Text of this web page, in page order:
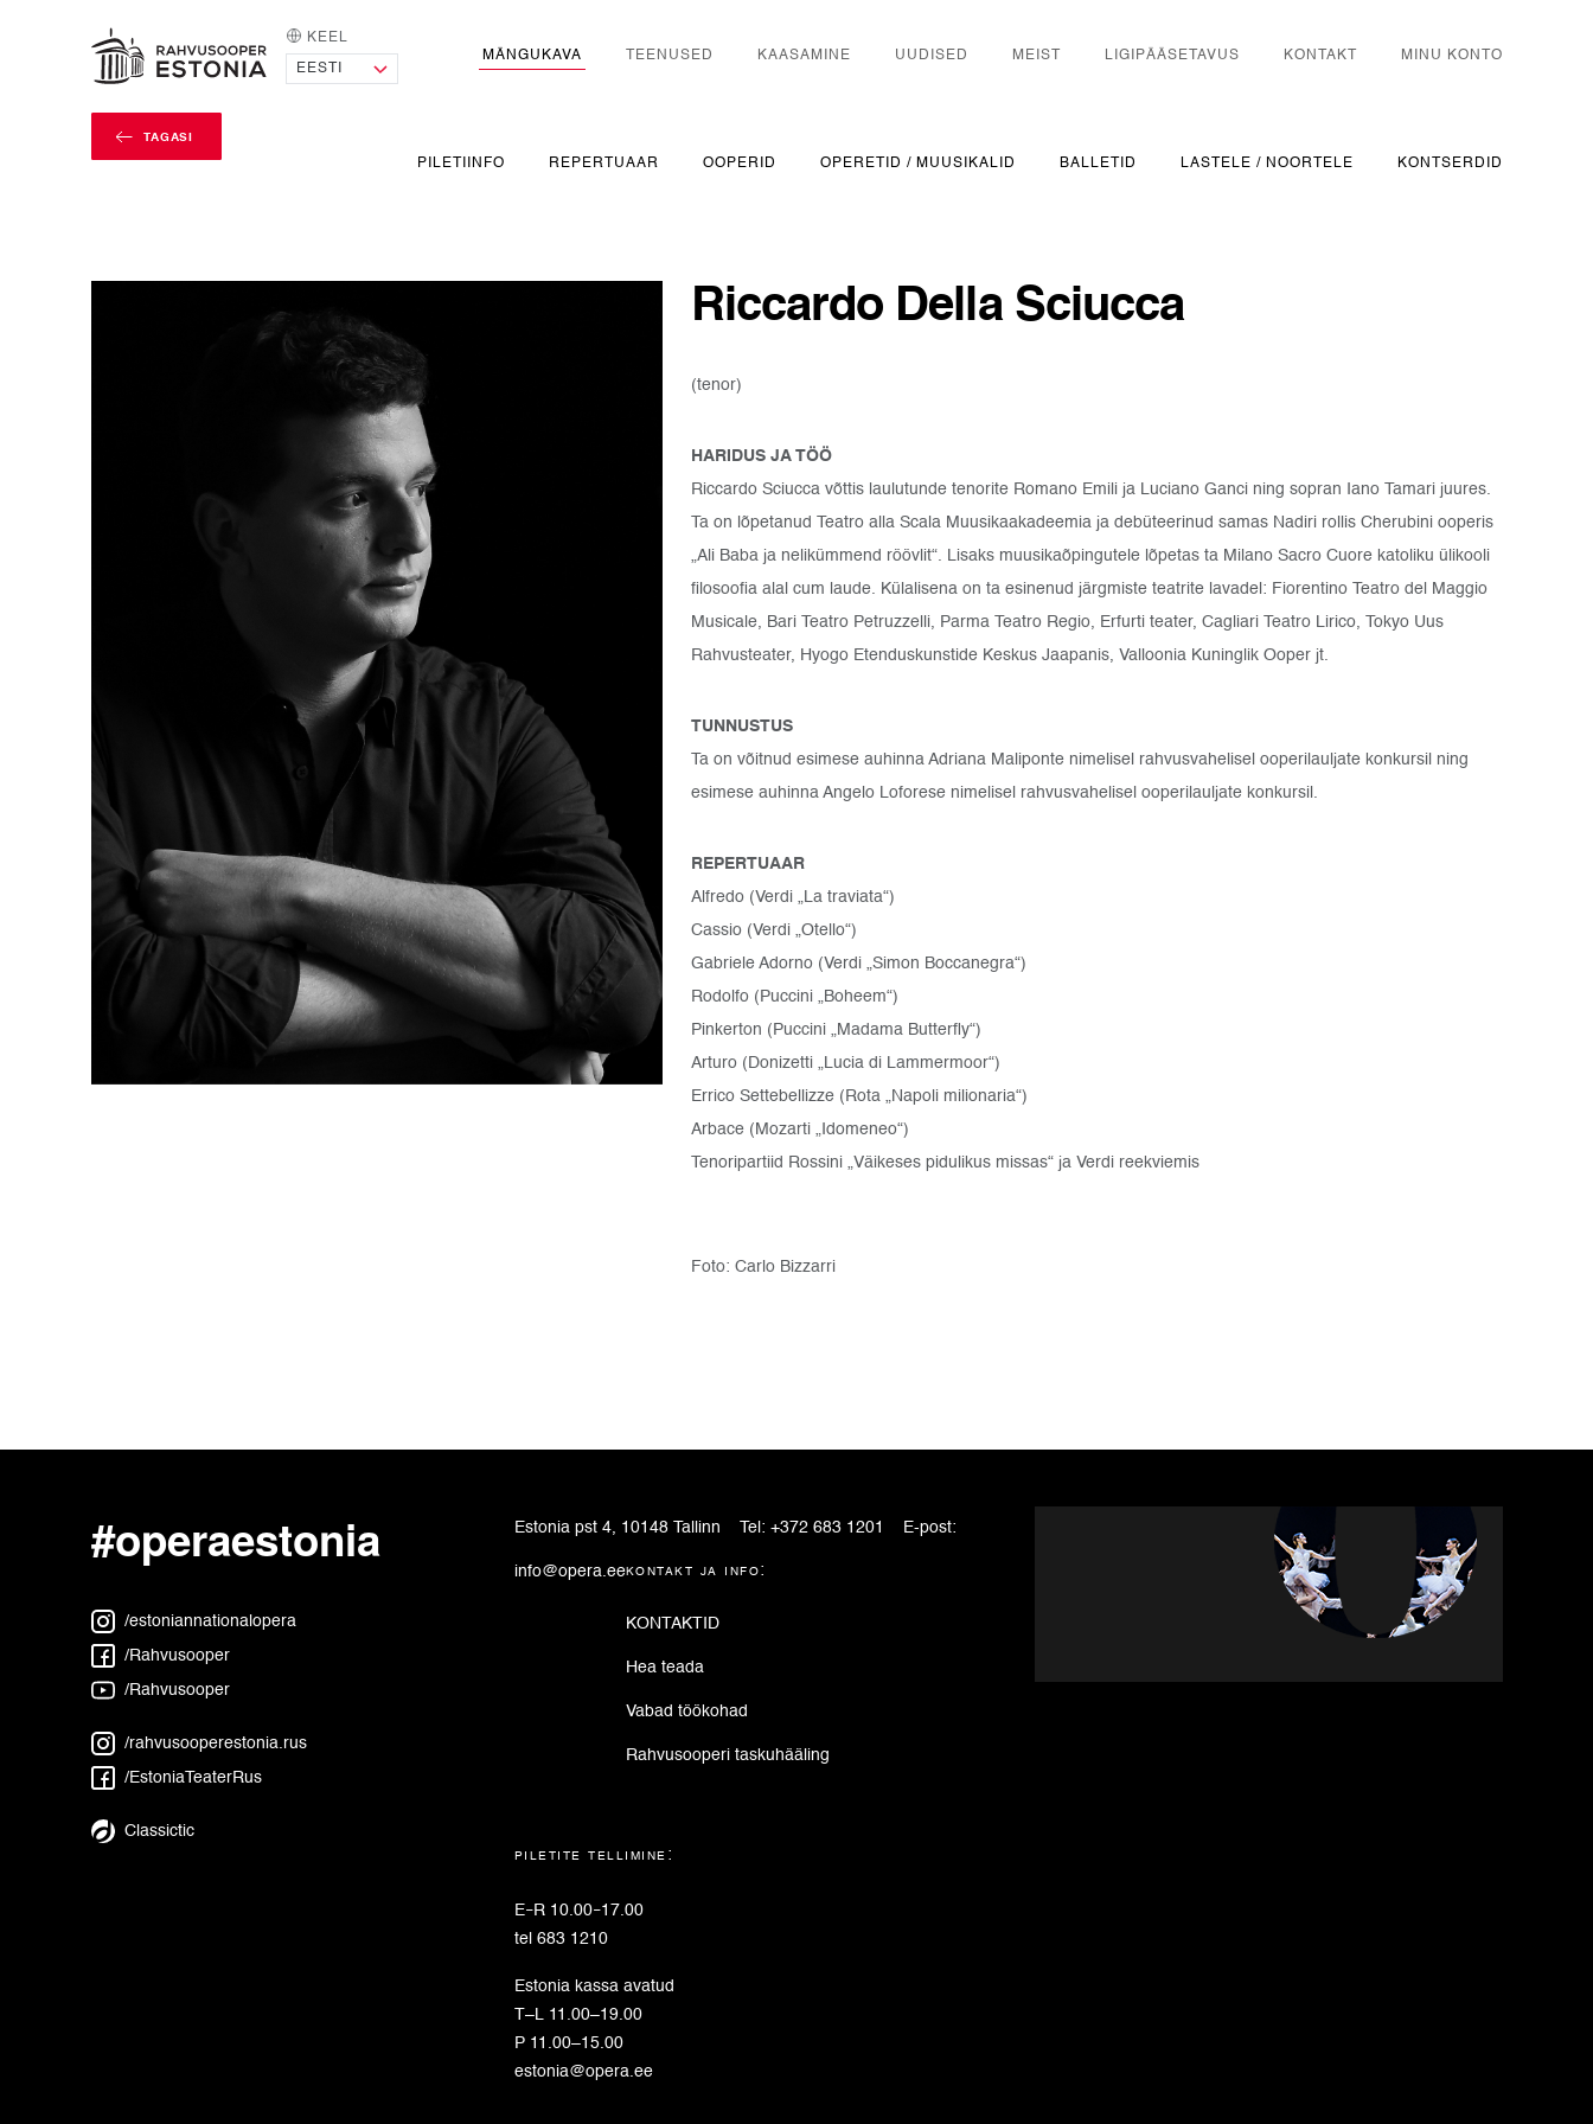
AVALEHT
KEEL
MÄNGUKAVA
PILETIINFO REPERTUAAR OOPERID OPERETID / MUUSIKALID BALLETID LASTELE / NOORTELE KONTSERDID
TEENUSED KAASAMINE UUDISED MEIST LIGIPÄÄSETAVUS KONTAKT MINU KONTO
TAGASI
Riccardo Della Sciucca
(tenor)
HARIDUS JA TÖÖ
Riccardo Sciucca võttis laulutunde tenorite Romano Emili ja Luciano Ganci ning sopran Iano Tamari juures.
Ta on lõpetanud Teatro alla Scala Muusikaakadeemia ja debüteerinud samas Nadiri rollis Cherubini ooperis
„Ali Baba ja nelikümmend röövlit“. Lisaks muusikaõpingutele lõpetas ta Milano Sacro Cuore katoliku ülikooli
filosoofia alal cum laude. Külalisena on ta esinenud järgmiste teatrite lavadel: Fiorentino Teatro del Maggio
Musicale, Bari Teatro Petruzzelli, Parma Teatro Regio, Erfurti teater, Cagliari Teatro Lirico, Tokyo Uus
Rahvusteater, Hyogo Etenduskunstide Keskus Jaapanis, Valloonia Kuninglik Ooper jt.
TUNNUSTUS
Ta on võitnud esimese auhinna Adriana Maliponte nimelisel rahvusvahelisel ooperilauljate konkursil ning
esimese auhinna Angelo Loforese nimelisel rahvusvahelisel ooperilauljate konkursil.
REPERTUAAR
Alfredo (Verdi „La traviata“)
Cassio (Verdi „Otello“)
Gabriele Adorno (Verdi „Simon Boccanegra“)
Rodolfo (Puccini „Boheem“)
Pinkerton (Puccini „Madama Butterfly“)
Arturo (Donizetti „Lucia di Lammermoor“)
Errico Settebellizze (Rota „Napoli milionaria“)
Arbace (Mozarti „Idomeneo“)
Tenoripartiid Rossini „Väikeses pidulikus missas“ ja Verdi reekviemis
Foto: Carlo Bizzarri
#operaestonia
/estoniannationalopera
/Rahvusooper
/Rahvusooper
/rahvusooperestonia.rus
/EstoniaTeaterRus
Classictic
Estonia pst 4, 10148 Tallinn Tel: +372 683 1201 E-post:
info@opera.eekontakt ja info:
KONTAKTID
Hea teada
Vabad töökohad
Rahvusooperi taskuhääling
piletite tellimine:
E–R 10.00–17.00
tel 683 1210
Estonia kassa avatud
T–L 11.00–19.00
P 11.00–15.00
estonia@opera.ee